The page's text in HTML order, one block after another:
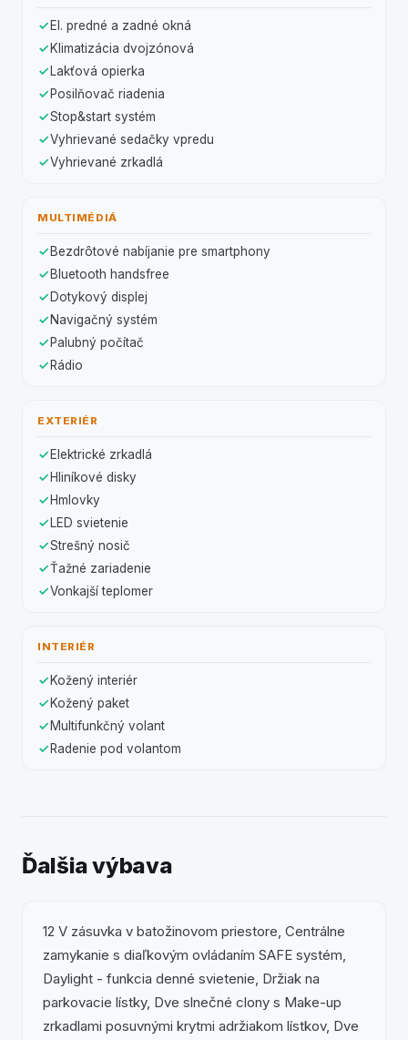
El. predné a zadné okná
Klimatizácia dvojzónová
Lakťová opierka
Posilňovač riadenia
Stop&start systém
Vyhrievané sedačky vpredu
Vyhrievané zrkadlá
MULTIMÉDIÁ
Bezdrôtové nabíjanie pre smartphony
Bluetooth handsfree
Dotykový displej
Navigačný systém
Palubný počítač
Rádio
EXTERIÉR
Elektrické zrkadlá
Hliníkové disky
Hmlovky
LED svietenie
Strešný nosič
Ťažné zariadenie
Vonkajší teplomer
INTERIÉR
Kožený interiér
Kožený paket
Multifunkčný volant
Radenie pod volantom
Ďalšia výbava
12 V zásuvka v batožinovom priestore, Centrálne
zamykanie s diaľkovým ovládaním SAFE systém,
Daylight - funkcia denné svietenie, Držiak na
parkovacie lístky, Dve slnečné clony s Make-up
zrkadlami posuvnými krytmi adržiakom lístkov, Dve